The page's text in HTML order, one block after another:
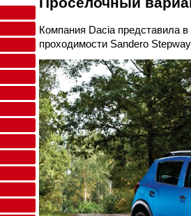
Компания Dacia представила
проходимости Sandero